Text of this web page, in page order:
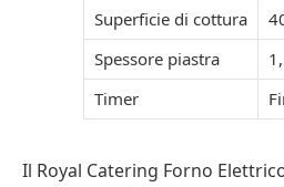
Superficie di cottura
Spessore piastra
Timer
Il Royal Catering Forno